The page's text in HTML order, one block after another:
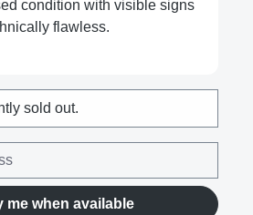
condition with visible signs
flawless.
sold out.
me when available